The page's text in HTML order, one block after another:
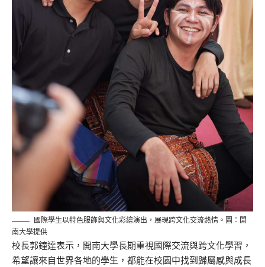
國際學生以特色服飾與文化彩繪演出，展現跨文化交流熱情。圖：開
南大學提供
校長郭鐘達表示，開南大學長期重視國際交流與跨文化學習，
希望讓來自世界各地的學生，都能在校園中找到歸屬感與成長